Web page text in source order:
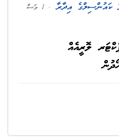
ކައުންސިލްގެ އިދާރާ
. 1 މަސް
ލޮރީއެއް